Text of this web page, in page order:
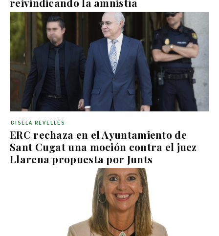
ERC rechaza en el Ayuntamiento de
Sant Cugat una moción contra el juez
Llarena propuesta por Junts
GISELA REVELLES